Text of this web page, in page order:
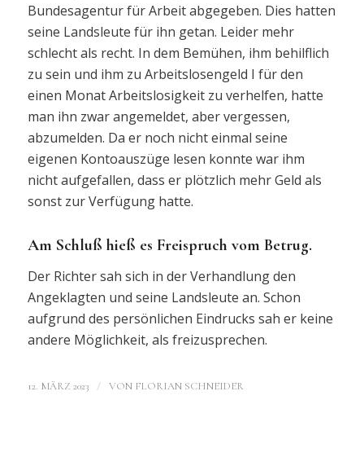
Bundesagentur für Arbeit abgegeben. Dies hatten
seine Landsleute für ihn getan. Leider mehr
schlecht als recht. In dem Bemühen, ihm behilflich
zu sein und ihm zu Arbeitslosengeld I für den
einen Monat Arbeitslosigkeit zu verhelfen, hatte
man ihn zwar angemeldet, aber vergessen,
abzumelden. Da er noch nicht einmal seine
eigenen Kontoauszüge lesen konnte war ihm
nicht aufgefallen, dass er plötzlich mehr Geld als
sonst zur Verfügung hatte.
Am Schluß hieß es Freispruch vom Betrug.
Der Richter sah sich in der Verhandlung den
Angeklagten und seine Landsleute an. Schon
aufgrund des persönlichen Eindrucks sah er keine
andere Möglichkeit, als freizusprechen.
12. MÄRZ 2023 / VON FLORIAN SCHNEIDER